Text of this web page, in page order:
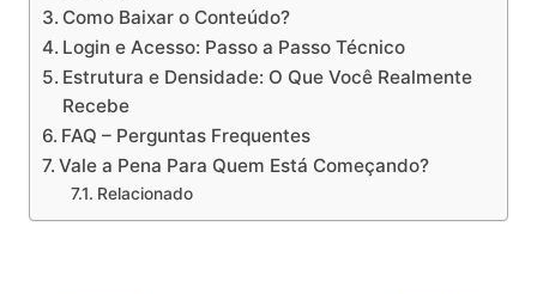
Como Baixar o Conteúdo?
Login e Acesso: Passo a Passo Técnico
Estrutura e Densidade: O Que Você Realmente
Recebe
FAQ – Perguntas Frequentes
Vale a Pena Para Quem Está Começando?
Relacionado